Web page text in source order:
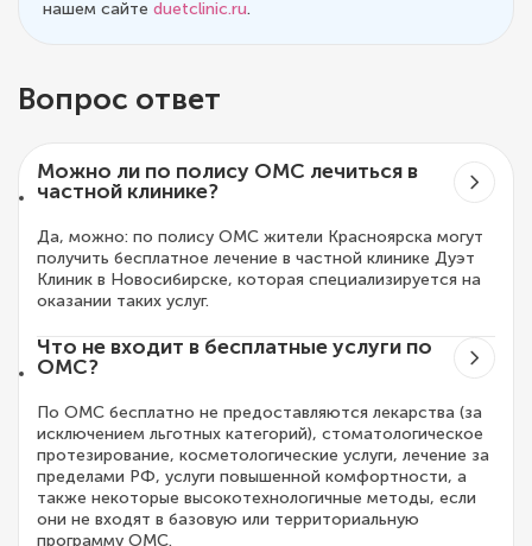
нашем сайте duetclinic.ru.
Вопрос ответ
Можно ли по полису ОМС лечиться в
частной клинике?
Да, можно: по полису ОМС жители Красноярска могут
получить бесплатное лечение в частной клинике Дуэт
Клиник в Новосибирске, которая специализируется на
оказании таких услуг.
Что не входит в бесплатные услуги по
ОМС?
По ОМС бесплатно не предоставляются лекарства (за
исключением льготных категорий), стоматологическое
протезирование, косметологические услуги, лечение за
пределами РФ, услуги повышенной комфортности, а
также некоторые высокотехнологичные методы, если
они не входят в базовую или территориальную
программу ОМС.